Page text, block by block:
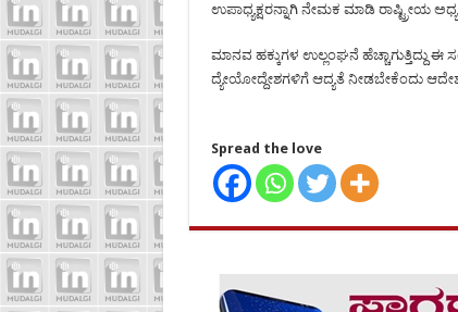
ಉಪಾಧ್ಯಕ್ಷರನ್ನಾಗಿ ನೇಮಕ ಮಾಡಿ ರಾಷ್ಟ್ರೀಯ
ಮಾನವ ಹಕ್ಕುಗಳ ಉಲ್ಲಂಘನೆ ಹೆಚ್ಚಾಗುತ್ತಿದ್ದು
ದ್ಯೇಯೋದ್ದೇಶಗಳಿಗೆ ಆದ್ಯತೆ ನೀಡಬೇಕೆಂದು ಆದೇಶ
Spread the love